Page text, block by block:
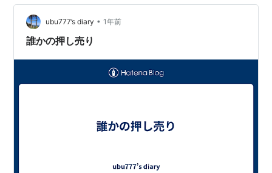
結果 ～～ ヴィリディアンを選んだ方… 自分の考えも大切
に… ubu777’s diary • 1年前
誰かの押し売り